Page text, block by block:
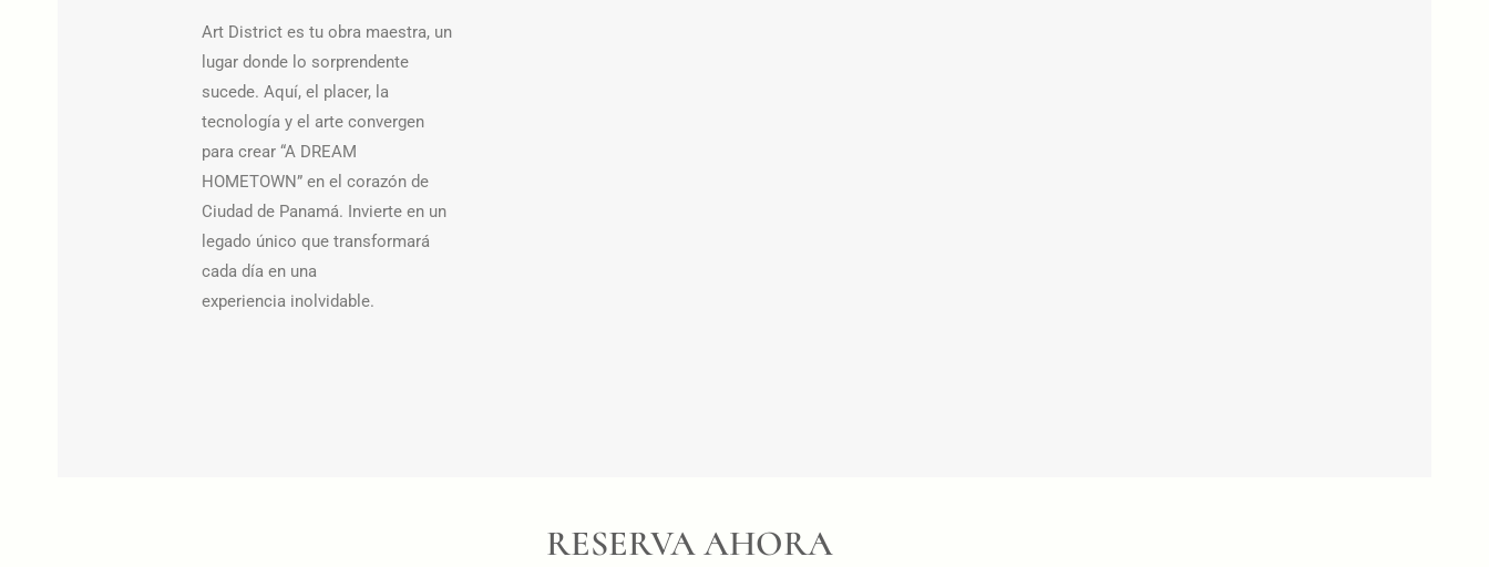
Art District es tu obra maestra, un
lugar donde lo sorprendente
sucede. Aquí, el placer, la
tecnología y el arte convergen
para crear “A DREAM
HOMETOWN” en el corazón de
Ciudad de Panamá. Invierte en un
legado único que transformará
cada día en una
experiencia inolvidable.
RESERVA AHORA